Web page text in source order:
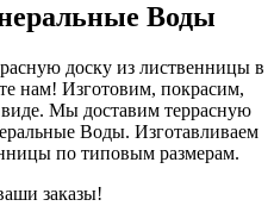
Воды
доску из лиственницы в
нам! Изготовим, покрасим,
Мы доставим террасную
Воды. Изготавливаем
по типовым размерам.
заказы!